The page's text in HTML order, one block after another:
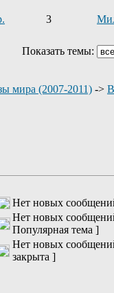
3
Показать темы:
мира (2007-2011) ->
Нет новых
Нет новых
Популярная тема ]
Нет новых
закрыта ]